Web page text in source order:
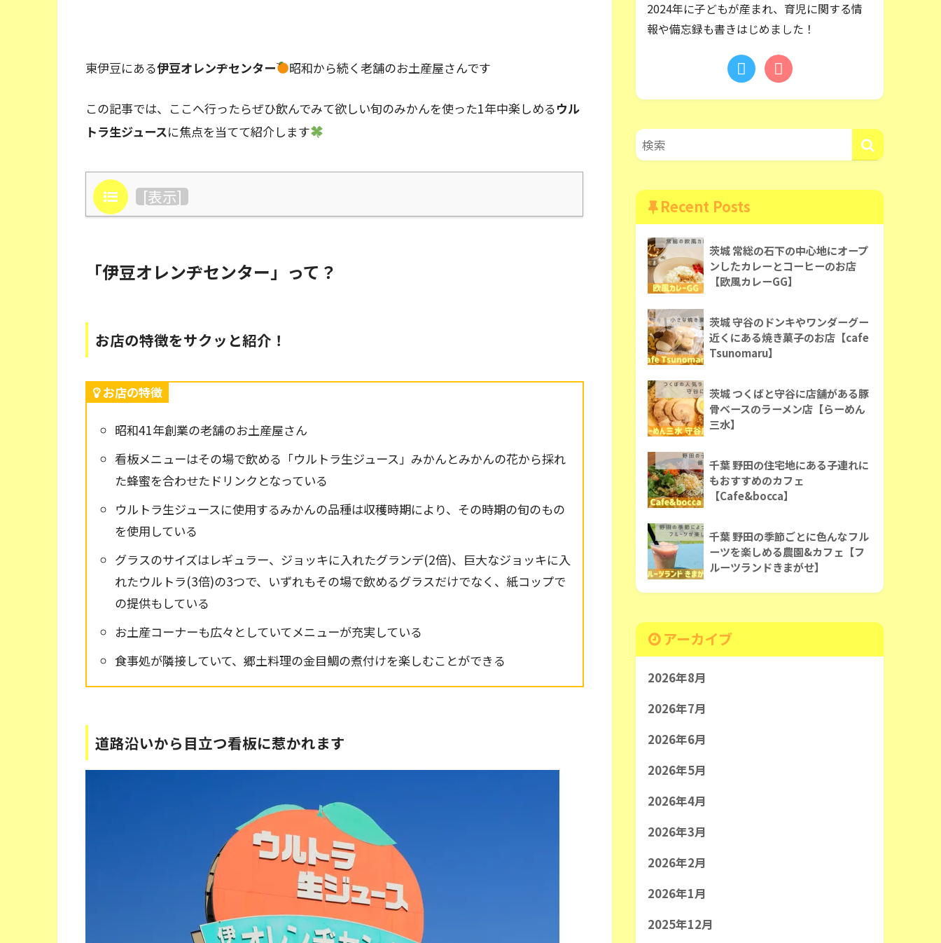
東伊豆にある伊豆オレンヂセンター 昭和から続く老舗のお土産屋さんです
この記事では、ここへ行ったらぜひ飲んでみて欲しい旬のみかんを使った1年中楽しめるウル
トラ生ジュースに焦点を当てて紹介します
目次 [表示]
「伊豆オレンヂセンター」って？
お店の特徴をサクッと紹介！
お店の特徴
昭和41年創業の老舗のお土産屋さん
看板メニューはその場で飲める「ウルトラ生ジュース」みかんとみかんの花から採れ
た蜂蜜を合わせたドリンクとなっている
ウルトラ生ジュースに使用するみかんの品種は収穫時期により、その時期の旬のもの
を使用している
グラスのサイズはレギュラー、ジョッキに入れたグランデ(2倍)、巨大なジョッキに入
れたウルトラ(3倍)の3つで、いずれもその場で飲めるグラスだけでなく、紙コップで
の提供もしている
お土産コーナーも広々としていてメニューが充実している
食事処が隣接していて、郷土料理の金目鯛の煮付けを楽しむことができる
道路沿いから目立つ看板に惹かれます
2024年に子どもが産まれ、育児に関する情
報や備忘録も書きはじめました！
Recent Posts
茨城 常総の石下の中心地にオープ
ンしたカレーとコーヒーのお店
【欧風カレーGG】
茨城 守谷のドンキやワンダーグー
近くにある焼き菓子のお店【cafe
Tsunomaru】
茨城 つくばと守谷に店舗がある豚
骨ベースのラーメン店【らーめん
三水】
千葉 野田の住宅地にある子連れに
もおすすめのカフェ
【Cafe&bocca】
千葉 野田の季節ごとに色んなフル
ーツを楽しめる農園&カフェ【フ
ルーツランドきまがせ】
アーカイブ
2026年8月
2026年7月
2026年6月
2026年5月
2026年4月
2026年3月
2026年2月
2026年1月
2025年12月